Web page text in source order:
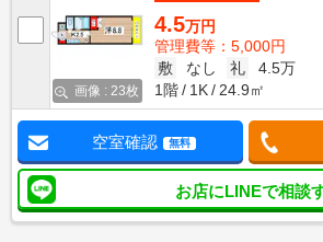
画像 : 23枚
4.5万円
管理費等：5,000円
敷
なし 礼
4.5万
1階
1K 24.9㎡
空室確認 無料
お店にLINEで相談